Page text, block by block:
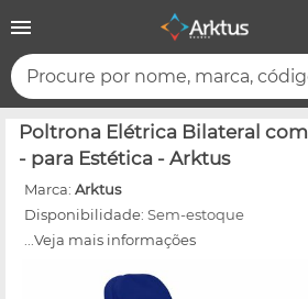
Procure por nome, marca,
Poltrona Elétrica Bilateral
- para Estética - Arktus
Marca: Arktus
Disponibilidade: Sem-estoque
...Veja mais informações